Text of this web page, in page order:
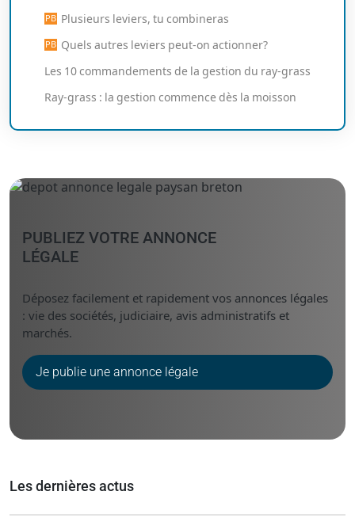
Plusieurs leviers, tu combineras
Quels autres leviers peut-on actionner?
Les 10 commandements de la gestion du ray-grass
Ray-grass : la gestion commence dès la moisson
PUBLIEZ VOTRE ANNONCE
LÉGALE
Déposez facilement et rapidement vos annonces légales
: vie des sociétés, judiciaire, avis administratifs et
marchés.
Je publie une annonce légale
Les dernières actus